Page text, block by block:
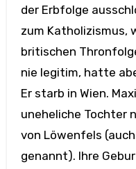
der Erbfolge
zum Katholizismus,
britischen
nie legitim, hatte
Er starb in Wien.
uneheliche Tochter
von Löwenfels
genannt). Ihre